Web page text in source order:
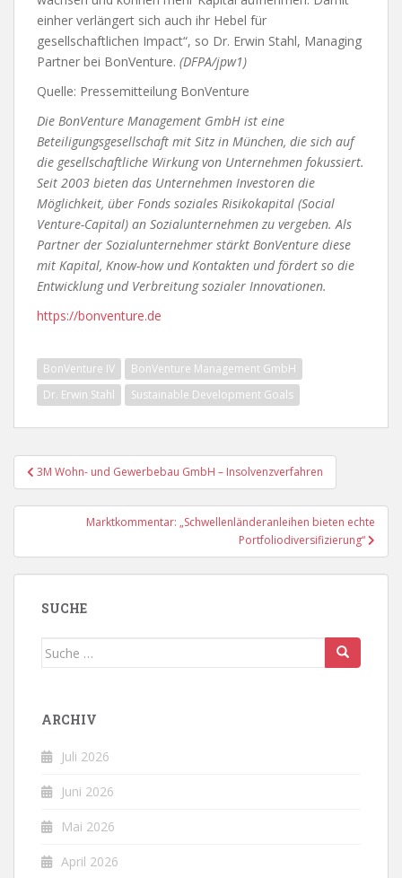
einher verlängert sich auch ihr Hebel für
gesellschaftlichen Impact“, so Dr. Erwin Stahl, Managing
Partner bei BonVenture. (DFPA/jpw1)
Quelle: Pressemitteilung BonVenture
Die BonVenture Management GmbH ist eine
Beteiligungsgesellschaft mit Sitz in München, die sich auf
die gesellschaftliche Wirkung von Unternehmen fokussiert.
Seit 2003 bieten das Unternehmen Investoren die
Möglichkeit, über Fonds soziales Risikokapital (Social
Venture-Capital) an Sozialunternehmen zu vergeben. Als
Partner der Sozialunternehmer stärkt BonVenture diese
mit Kapital, Know-how und Kontakten und fördert so die
Entwicklung und Verbreitung sozialer Innovationen.
https://bonventure.de
BonVenture IV
BonVenture Management GmbH
Dr. Erwin Stahl
Sustainable Development Goals
Beitragsnavigation
3M Wohn- und Gewerbebau GmbH – Insolvenzverfahren
Marktkommentar: „Schwellenländeranleihen bieten echte
Portfoliodiversifizierung“
SUCHE
Suche
ARCHIV
Juli 2026
Juni 2026
Mai 2026
April 2026